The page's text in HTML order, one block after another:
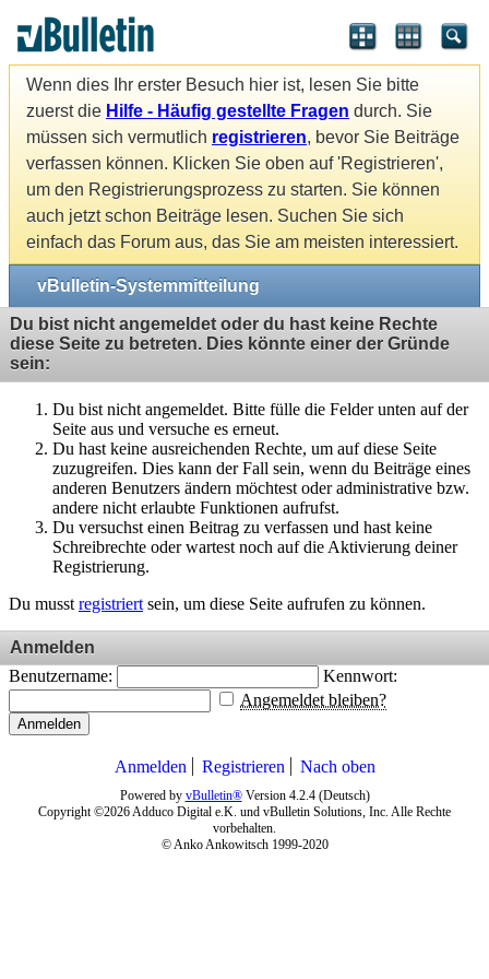
Wenn dies Ihr erster Besuch hier ist, lesen Sie bitte
zuerst die Hilfe - Häufig gestellte Fragen durch. Sie
müssen sich vermutlich registrieren, bevor Sie Beiträge
verfassen können. Klicken Sie oben auf 'Registrieren',
um den Registrierungsprozess zu starten. Sie können
auch jetzt schon Beiträge lesen. Suchen Sie sich
einfach das Forum aus, das Sie am meisten interessiert.
vBulletin-Systemmitteilung
Du bist nicht angemeldet oder du hast keine Rechte
diese Seite zu betreten. Dies könnte einer der Gründe
sein:
Du bist nicht angemeldet. Bitte fülle die Felder unten auf der
Seite aus und versuche es erneut.
Du hast keine ausreichenden Rechte, um auf diese Seite
zuzugreifen. Dies kann der Fall sein, wenn du Beiträge eines
anderen Benutzers ändern möchtest oder administrative bzw.
andere nicht erlaubte Funktionen aufrufst.
Du versuchst einen Beitrag zu verfassen und hast keine
Schreibrechte oder wartest noch auf die Aktivierung deiner
Registrierung.
Du musst registriert sein, um diese Seite aufrufen zu können.
Anmelden
Benutzername:
Kennwort:
Angemeldet bleiben?
Anmelden
Anmelden Registrieren Nach oben
Powered by vBulletin®Version 4.2.4 (Deutsch)
Copyright ©2026 Adduco Digital e.K. und vBulletin Solutions, Inc. Alle Rechte
vorbehalten.
© Anko Ankowitsch 1999-2020